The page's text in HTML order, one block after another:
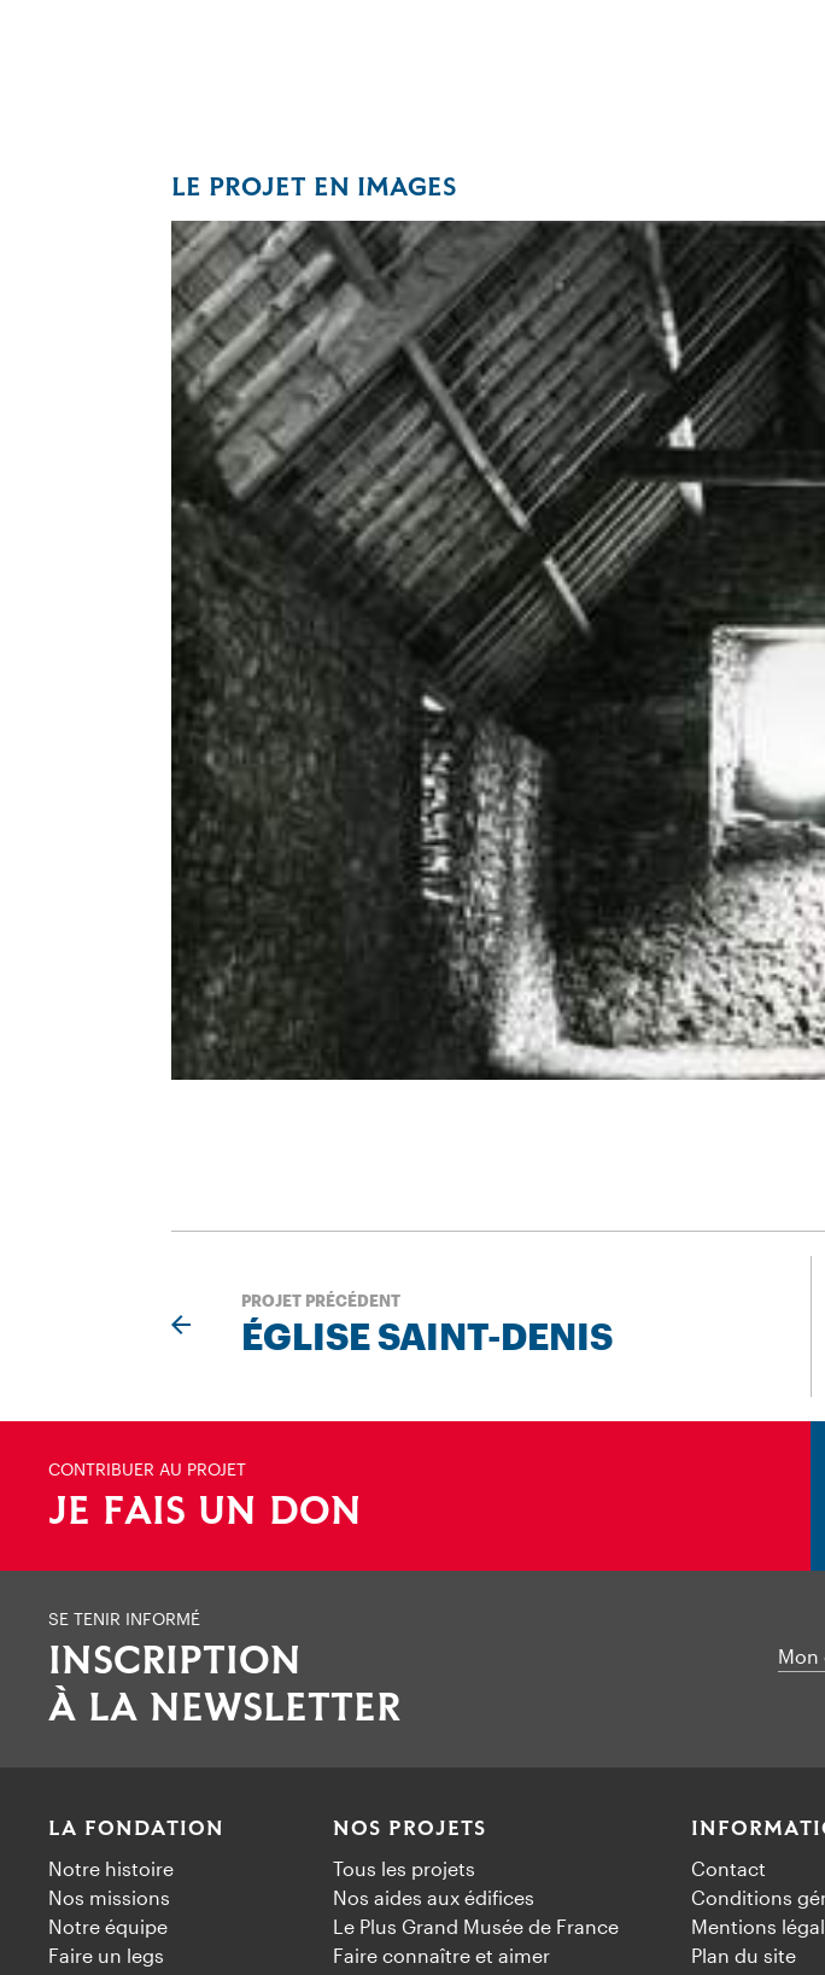
LE PROJET EN IMAGES
PROJET PRÉCÉDENT
ÉGLISE SAINT-DENIS
CONTRIBUER AU PROJET
JE FAIS UN DON
SE TENIR INFORMÉ
INSCRIPTION
À LA NEWSLETTER
Mon
LA FONDATION
Notre histoire
Nos missions
Notre équipe
Faire un legs
NOS PROJETS
Tous les projets
Nos aides aux édifices
Le Plus Grand Musée de France
Faire connaître et aimer
Contact
Conditions
Mentions
Plan du site